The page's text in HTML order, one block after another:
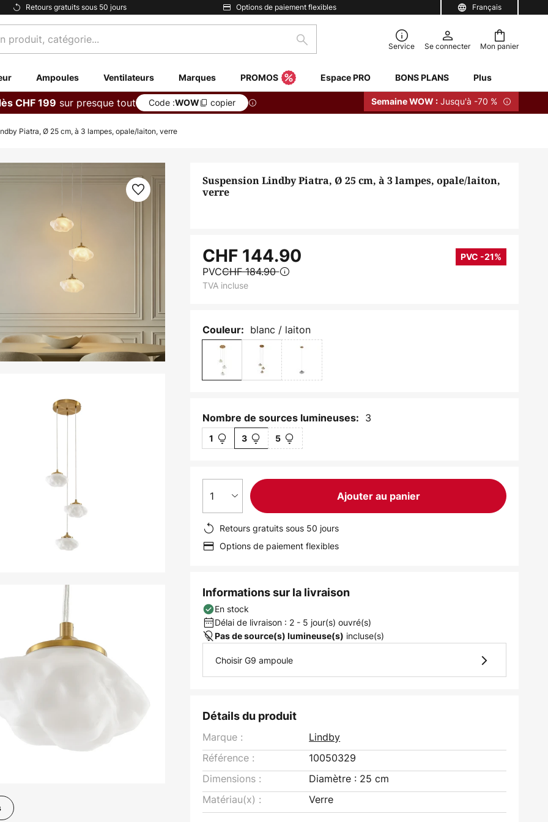
Français
Retours gratuits sous 50 jours Options de paiement flexibles
Mon panier
Rechercher Service Se connecter
Ampoules Ventilateurs Marques PROMOS Espace PRO BONS PLANS Plus
CHF 199 sur presque tout Code :WOW copier Semaine WOW : Jusqu'à -70 %
Piatra, Ø 25 cm, à 3 lampes, opale/laiton, verre
Suspension Lindby Piatra, Ø 25 cm, à 3 lampes, opale/laiton,
verre
CHF 144.90 PVC -21%
PVCCHF 184.90
TVA incluse
Couleur: blanc / laiton
Nombre de sources lumineuses: 3
1 3 5
1 Ajouter au panier
Retours gratuits sous 50 jours
Options de paiement flexibles
Informations sur la livraison
En stock
Délai de livraison : 2 - 5 jour(s) ouvré(s)
Pas de source(s) lumineuse(s) incluse(s)
Choisir G9 ampoule
Détails du produit
Marque :
Lindby
Référence :
10050329
Dimensions :
Diamètre : 25 cm
Matériau(x) :
Verre